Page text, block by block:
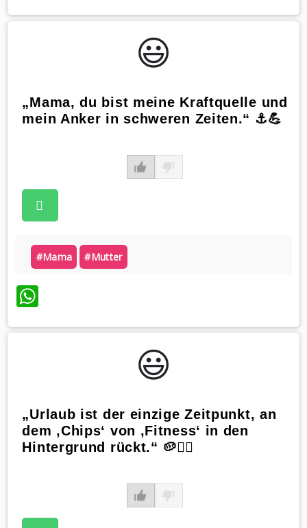
😃️
„Mama, du bist meine Kraftquelle und
mein Anker in schweren Zeiten.“ ⚓️💪
#mama #mutter
WhatsApp
😃️
„Urlaub ist der einzige Zeitpunkt, an
dem ‚Chips‘ von ‚Fitness‘ in den
Hintergrund rückt.“ 🥔🏋️‍♀️